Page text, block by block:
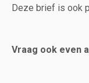
Deze brief is ook
Vraag ook even